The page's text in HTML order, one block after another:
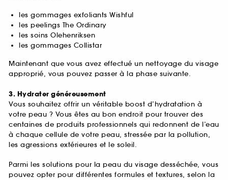
les gommages exfoliants Wishful
les peelings The Ordinary
les soins Olehenriksen
les gommages Collistar
Maintenant que vous avez effectué un nettoyage du visage
approprié, vous pouvez passer à la phase suivante.
3. Hydrater généreusement
Vous souhaitez offrir un véritable boost d’hydratation à
votre peau ? Vous êtes au bon endroit pour trouver des
centaines de produits professionnels qui redonnent de l’eau
à chaque cellule de votre peau, stressée par la pollution,
les agressions extérieures et le soleil.
Parmi les solutions pour la peau du visage desséchée, vous
pouvez opter pour différentes formules et textures, selon la